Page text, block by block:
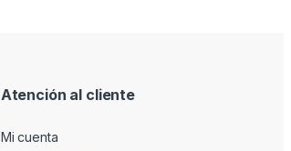
Atención al cliente
Mi cuenta